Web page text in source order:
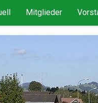
Mitglieder